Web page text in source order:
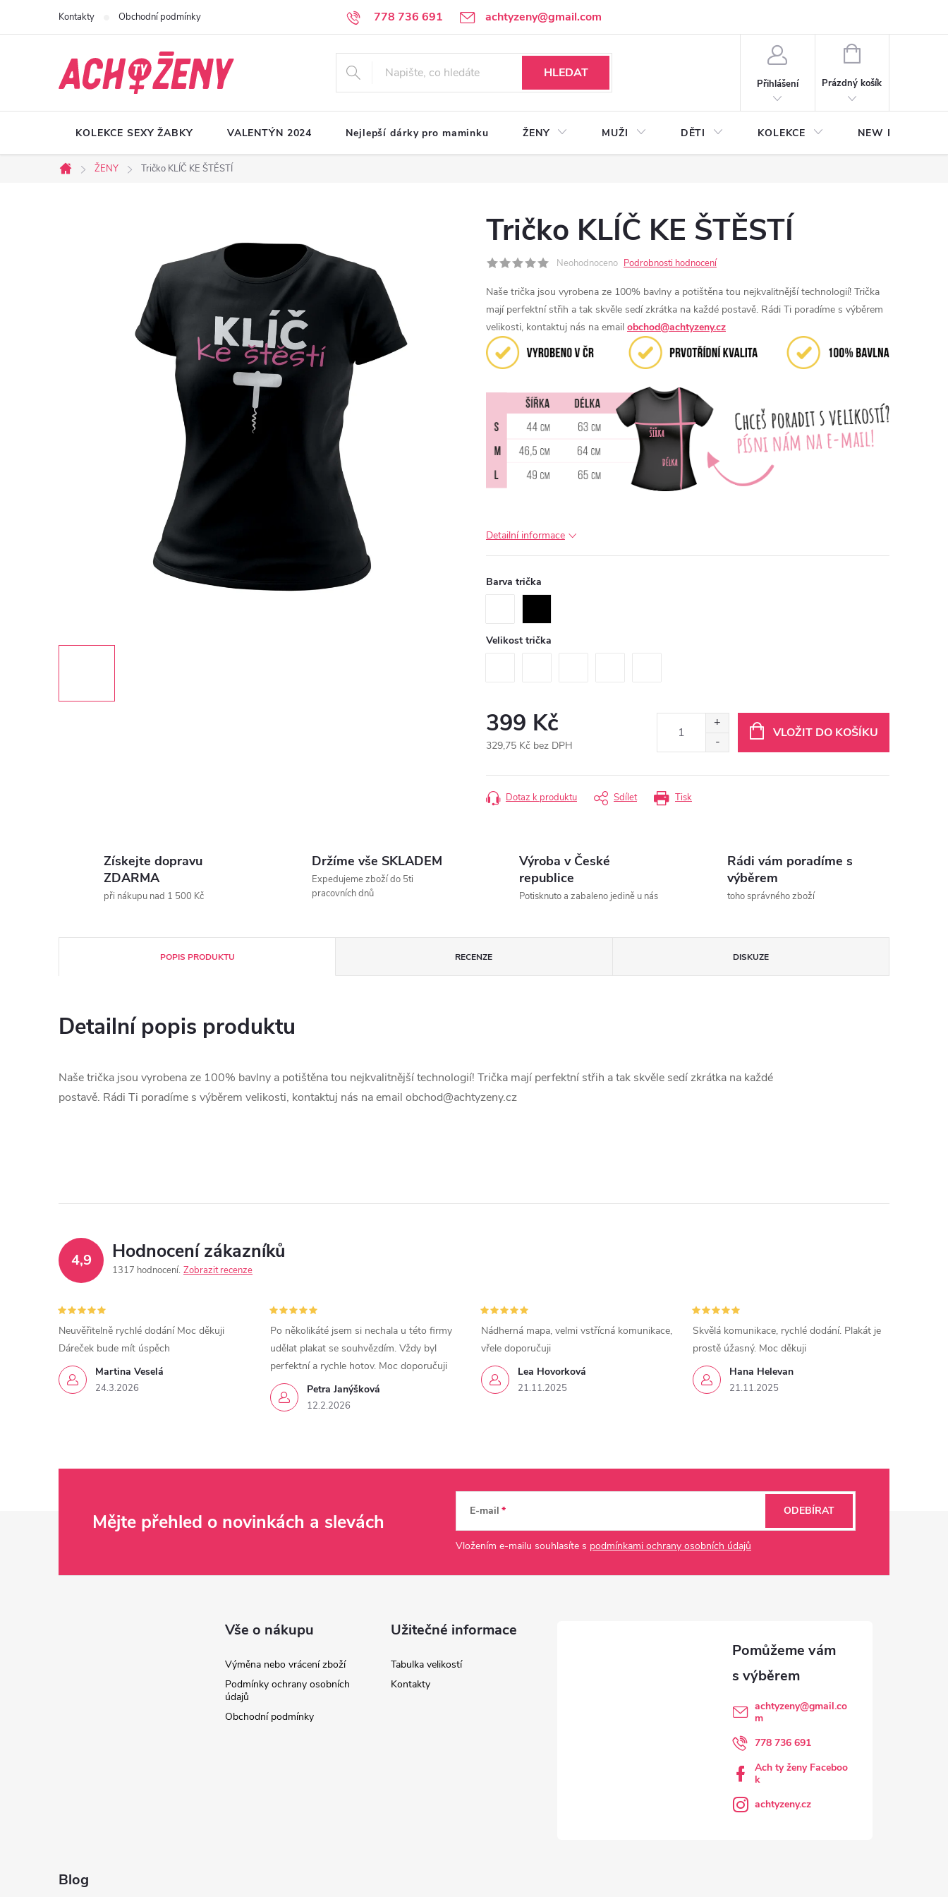
778 736 691 achtyzeny@gmail.com
Kontakty Obchodní podmínky
HLEDAT
Přihlášení
NÁKUPNÍ
Prázdný košík
KOLEKCE SEXY ŽABKY VALENTÝN 2024 Nejlepší dárky pro maminku ŽENY MUŽI DĚTI KOLEKCE NEW Plakáty s
Domů
ŽENY Tričko KLÍČ KE ŠTĚSTÍ
Tričko KLÍČ KE ŠTĚSTÍ
Neohodnoceno Podrobnosti hodnocení
Naše trička jsou vyrobena ze 100% bavlny a potištěna tou nejkvalitnější technologií! Trička
mají perfektní střih a tak skvěle sedí zkrátka na každé postavě. Rádi Ti poradíme s výběrem
velikosti, kontaktuj nás na email obchod@achtyzeny.cz
Detailní informace
Barva trička
Velikost trička
399 Kč
329,75 Kč bez DPH
cena:
VLOŽIT DO KOŠÍKU
Tisk
Dotaz k produktu Sdílet
Získejte dopravu
ZDARMA
při nákupu nad 1 500 Kč
Držíme vše SKLADEM
Expedujeme zboží do 5ti
pracovních dnů
Výroba v České
republice
Potisknuto a zabaleno jedině u nás
Rádi vám poradíme s
výběrem
toho správného zboží
POPIS PRODUKTU RECENZE DISKUZE
Detailní popis produktu
Naše trička jsou vyrobena ze 100% bavlny a potištěna tou nejkvalitnější technologií! Trička mají perfektní střih a tak skvěle sedí zkrátka na každé
postavě. Rádi Ti poradíme s výběrem velikosti, kontaktuj nás na email obchod@achtyzeny.cz
4,9 Hodnocení zákazníků
1317 hodnocení Zobrazit recenze
Martina Veselá
24.3.2026
Neuvěřitelně rychlé dodání Moc děkuji
Dáreček bude mít úspěch
Petra Janýšková
12.2.2026
Po několikáté jsem si nechala u této firmy
udělat plakat se souhvězdím. Vždy byl
perfektní a rychle hotov. Moc doporučuji
Lea Hovorková
21.11.2025
Nádherná mapa, velmi vstřícná komunikace,
vřele doporučuji
Hana Helevan
21.11.2025
Skvělá komunikace, rychlé dodání. Plakát je
prostě úžasný. Moc děkuji
Mějte přehled o novinkách a slevách E-mail
Vložením e-mailu souhlasíte s podmínkami ochrany osobních údajů
ODEBÍRAT
Vše o nákupu
Výměna nebo vrácení zboží
Podmínky ochrany osobních
údajů
Obchodní podmínky
Užitečné informace
Tabulka velikostí
Kontakty
achtyzeny@gmail.co
m
778 736 691
Ach ty ženy Faceboo
k
achtyzeny.cz
Blog